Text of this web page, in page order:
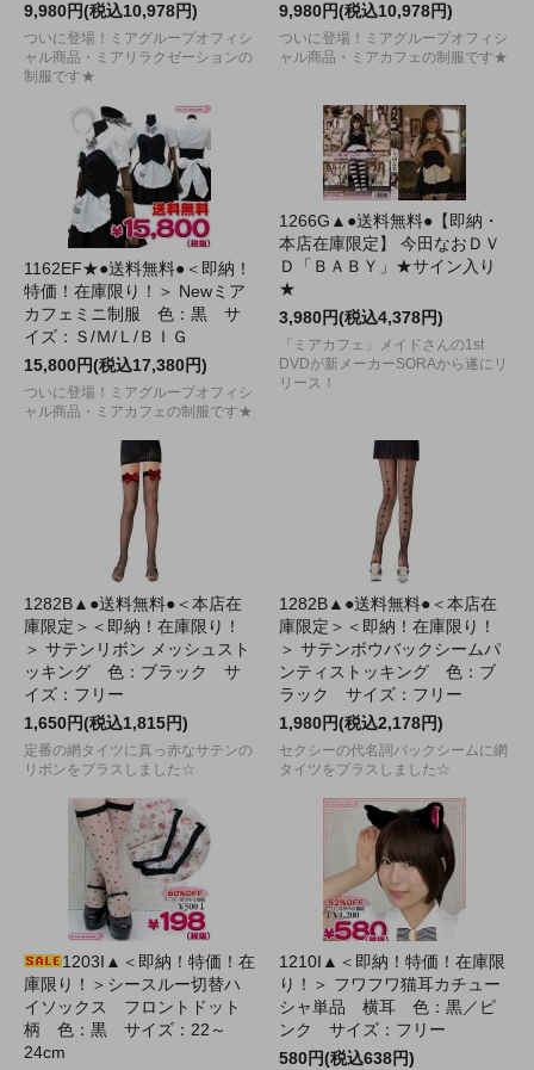
9,980円(税込10,978円)
ついに登場！ミアグループオフィシ
ャル商品・ミアリラクゼーションの
制服です★
9,980円(税込10,978円)
ついに登場！ミアグループオフィシ
ャル商品・ミアカフェの制服です★
1162EF★●送料無料●＜即納！
特価！在庫限り！＞ Newミア
カフェミニ制服 色：黒 サ
イズ：Ｓ/Ｍ/Ｌ/ＢＩＧ
15,800円(税込17,380円)
ついに登場！ミアグループオフィシ
ャル商品・ミアカフェの制服です★
1266G▲●送料無料●【即納・
本店在庫限定】 今田なおＤＶ
Ｄ「ＢＡＢＹ」★サイン入り
★
3,980円(税込4,378円)
「ミアカフェ」メイドさんの1st
DVDが新メーカーSORAから遂にリ
リース！
1282B▲●送料無料●＜本店在
庫限定＞＜即納！在庫限り！
＞ サテンリボン メッシュスト
ッキング 色：ブラック サ
イズ：フリー
1,650円(税込1,815円)
定番の網タイツに真っ赤なサテンの
リボンをプラスしました☆
1282B▲●送料無料●＜本店在
庫限定＞＜即納！在庫限り！
＞ サテンボウバックシームパ
ンティストッキング 色：ブ
ラック サイズ：フリー
1,980円(税込2,178円)
セクシーの代名詞バックシームに網
タイツをプラスしました☆
1203I▲＜即納！特価！在
庫限り！＞シースルー切替ハ
イソックス フロントドット
柄 色：黒 サイズ：22～
24cm
1210I▲＜即納！特価！在庫限
り！＞ フワフワ猫耳カチュー
シャ単品 横耳 色：黒／ピ
ンク サイズ：フリー
580円(税込638円)